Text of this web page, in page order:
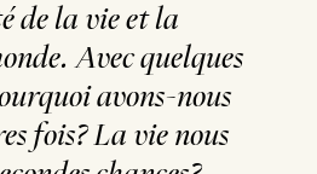
de la vie et la
Avec quelques
avons-nous
fois? La vie nous